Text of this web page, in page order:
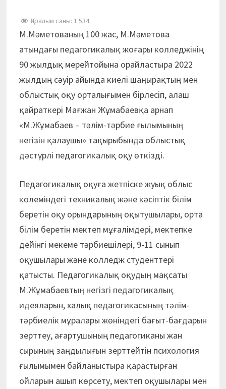
Қаралым саны: 1 534
М.Мәметованың 100 жас, М.Мәметова
атындағы педагогикалық жоғары колледжінің
90 жылдық мерейтойына орайластыра 2022
жылдың сәуір айында киелі шаңырақтың мен
облыстық оқу орталығымен бірлесіп, алаш
қайраткері Мағжан Жұмабаевқа арнап
«М.Жұмабаев – тәлім-тәрбие ғылымының
негізін қалаушы» тақырыбында облыстық
дәстүрлі педагогикалық оқу өткізді.
Педагогикалық оқуға жетпіске жуық облыс
көлеміндегі техникалық және кәсіптік білім
беретін оқу орындарының оқытушылары, орта
білім беретін мектеп мұғалімдері, мектепке
дейінгі мекеме тәрбиешілері, 9-11 сынып
оқушылары және колледж студенттері
қатысты. Педагогикалық оқудың мақсаты
М.Жұмабаевтың негізгі педагогикалық
идеяларын, халық педагогикасының тәлім-
тәрбиелік мұралары жөніндегі бағыт-бағдарын
зерттеу, ағартушының педагогиканы жан
сырының заңдылығын зерттейтін психология
ғылымымен байланыстыра қарастырған
ойларын ашып көрсету, мектеп оқушылары мен